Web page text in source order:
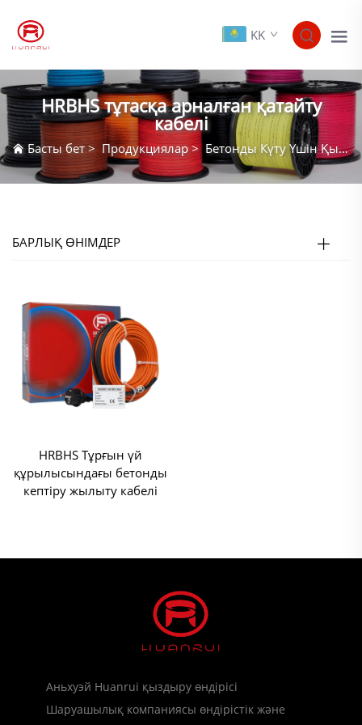
KK
HRBHS тұтасқа арналған қатайту
кабелі
Басты бет>Продукциялар> Бетонды Күту Үшін Қыздыру Кабелі
БАРЛЫҚ ӨНІМДЕР
HRBHS Тұрғын үй
құрылысындағы бетонды
кептіру жылыту кабелі
Аньхуэй Huanrui қыздыру өндірісі
Шаруашылық компаниясы өндірістік және